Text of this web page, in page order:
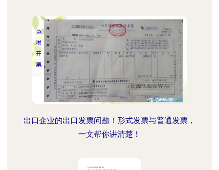
出口企业的出口发票问题！形式发票与普通发票，
一文帮你讲清楚！